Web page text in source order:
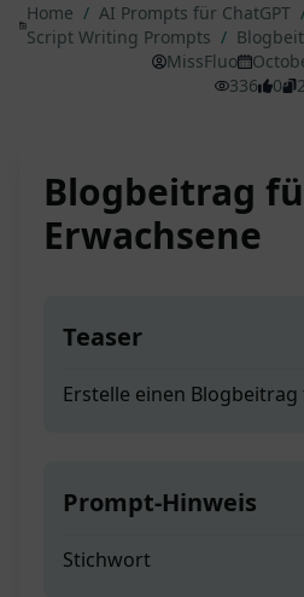
Home / AI Prompts für ChatGPT
Script Writing Prompts /
MissFluo
336
0
Blogbeitrag
Erwachsene
Teaser
Erstelle einen
Prompt-Hinweis
Stichwort